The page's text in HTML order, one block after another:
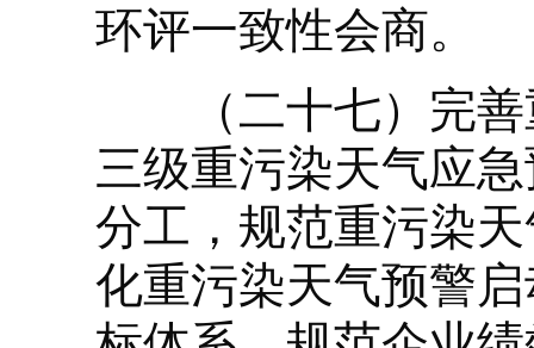
环评一致性会商。
（二十七）完善
三级重污染天气应
分工，规范重污染
化重污染天气预警